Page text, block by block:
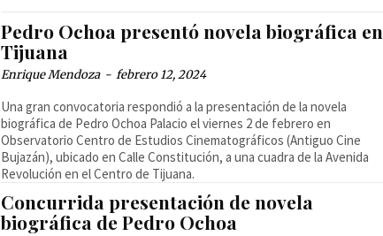
Pedro Ochoa presentó novela biográfica en
Tijuana
Enrique Mendoza - febrero 12, 2024
Una gran convocatoria respondió a la presentación de la novela
biográfica de Pedro Ochoa Palacio el viernes 2 de febrero en
Observatorio Centro de Estudios Cinematográficos (Antiguo Cine
Bujazán), ubicado en Calle Constitución, a una cuadra de la Avenida
Revolución en el Centro de Tijuana.
Concurrida presentación de novela
biográfica de Pedro Ochoa